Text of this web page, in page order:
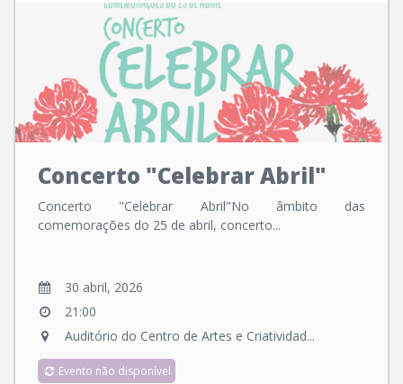
Concerto "Celebrar Abril"
Concerto "Celebrar Abril"No âmbito das
comemorações do 25 de abril, concerto...
30 abril, 2026
21:00
Auditório do Centro de Artes e Criatividad...
Evento não disponível